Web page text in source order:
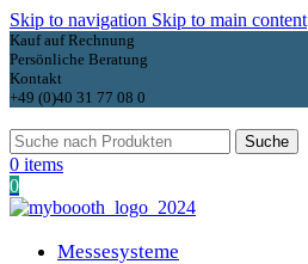
Skip to navigation Skip to main content
Kauf auf Rechnung
Persönliche Beratung
Kontakt
+49 (0)40 31 77 08 0
Suche
0 items
0
Messesysteme